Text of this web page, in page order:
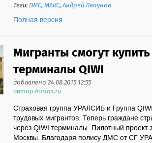
Теги:ДМС,МАКС,Андрей Ляпунов
Полная версия
Мигранты смогут
терминалы QIWI
добавлено 24.08.2015 12:55
автор korins.ru
Страховая группа УРАЛСИБ и Группа
трудовых мигрантов. Теперь граждане
через QIWI терминалы. Пилотный проект
Москвы. Благодаря полису ДМС от СГ